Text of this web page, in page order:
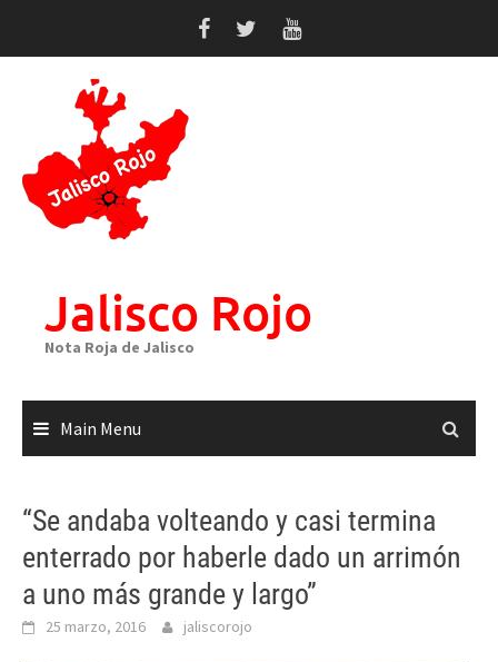
Jalisco Rojo
Nota Roja de Jalisco
Main Menu
“Se andaba volteando y casi termina
enterrado por haberle dado un arrimón
a uno más grande y largo”
25 marzo, 2016 jaliscorojo